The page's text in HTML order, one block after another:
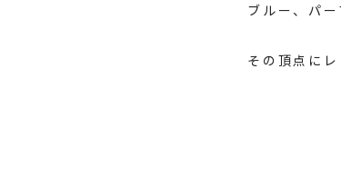
ブルー、 パ
その頂点に